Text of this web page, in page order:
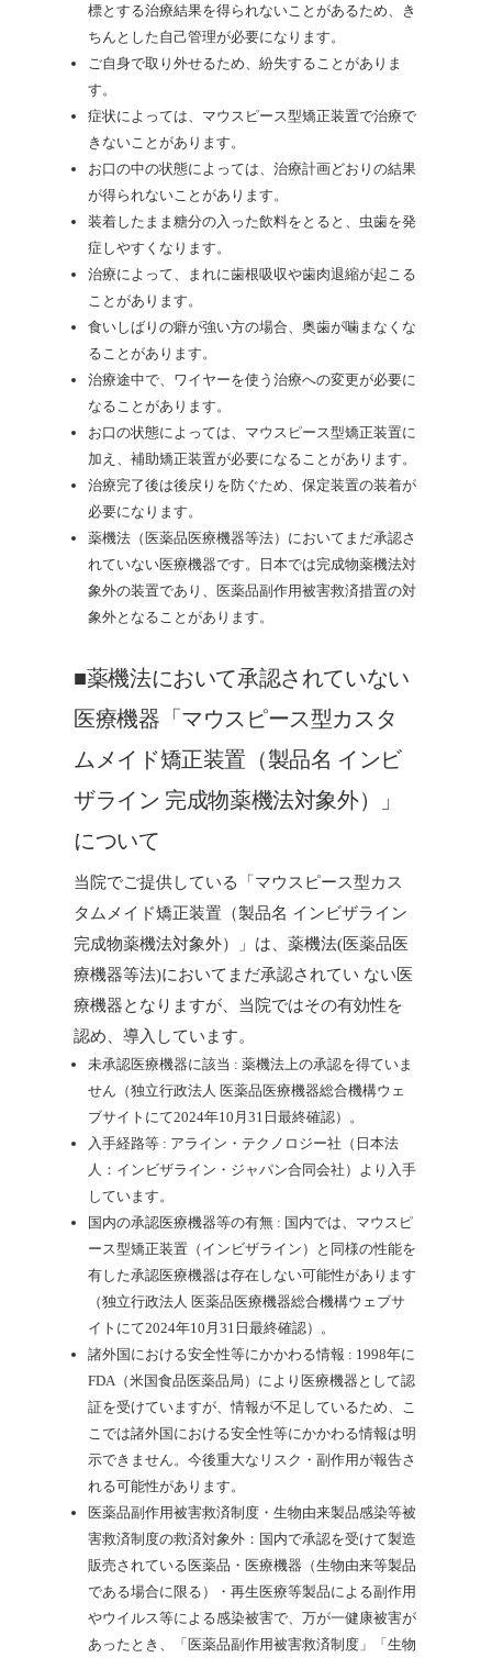
標とする治療結果を得られないことがあるため、き
ちんとした自己管理が必要になります。
ご自身で取り外せるため、紛失することがありま
す。
症状によっては、マウスピース型矯正装置で治療で
きないことがあります。
お口の中の状態によっては、治療計画どおりの結果
が得られないことがあります。
装着したまま糖分の入った飲料をとると、虫歯を発
症しやすくなります。
治療によって、まれに歯根吸収や歯肉退縮が起こる
ことがあります。
食いしばりの癖が強い方の場合、奥歯が噛まなくな
ることがあります。
治療途中で、ワイヤーを使う治療への変更が必要に
なることがあります。
お口の状態によっては、マウスピース型矯正装置に
加え、補助矯正装置が必要になることがあります。
治療完了後は後戻りを防ぐため、保定装置の装着が
必要になります。
薬機法（医薬品医療機器等法）においてまだ承認さ
れていない医療機器です。日本では完成物薬機法対
象外の装置であり、医薬品副作用被害救済措置の対
象外となることがあります。
■薬機法において承認されていない
医療機器「マウスピース型カスタ
ムメイド矯正装置（製品名 インビ
ザライン 完成物薬機法対象外）」
について
当院でご提供している「マウスピース型カス
タムメイド矯正装置（製品名 インビザライン
完成物薬機法対象外）」は、薬機法(医薬品医
療機器等法)においてまだ承認されてい ない医
療機器となりますが、当院ではその有効性を
認め、導入しています。
未承認医療機器に該当 : 薬機法上の承認を得ていま
せん（独立行政法人 医薬品医療機器総合機構ウェ
ブサイトにて2024年10月31日最終確認）。
入手経路等 : アライン・テクノロジー社（日本法
人：インビザライン・ジャパン合同会社）より入手
しています。
国内の承認医療機器等の有無 : 国内では、マウスピ
ース型矯正装置（インビザライン）と同様の性能を
有した承認医療機器は存在しない可能性があります
（独立行政法人 医薬品医療機器総合機構ウェブサ
イトにて2024年10月31日最終確認）。
諸外国における安全性等にかかわる情報 : 1998年に
FDA（米国食品医薬品局）により医療機器として認
証を受けていますが、情報が不足しているため、こ
こでは諸外国における安全性等にかかわる情報は明
示できません。今後重大なリスク・副作用が報告さ
れる可能性があります。
医薬品副作用被害救済制度・生物由来製品感染等被
害救済制度の救済対象外：国内で承認を受けて製造
販売されている医薬品・医療機器（生物由来等製品
である場合に限る）・再生医療等製品による副作用
やウイルス等による感染被害で、万が一健康被害が
あったとき、「医薬品副作用被害救済制度」「生物